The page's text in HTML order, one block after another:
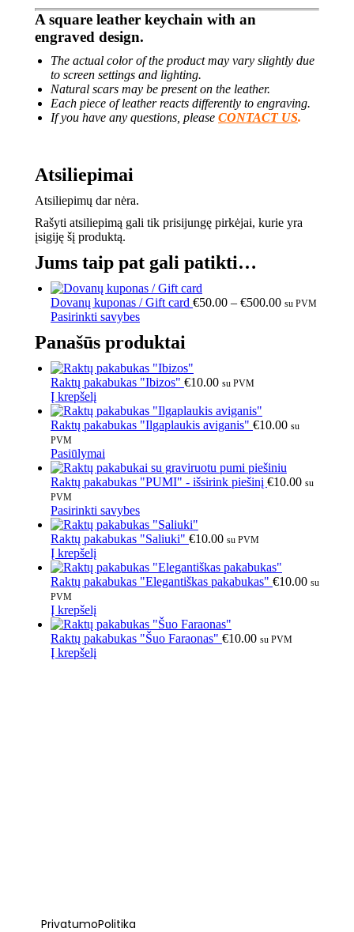
A square leather keychain with an
engraved design.
The actual color of the product may vary slightly due
to screen settings and lighting.
Natural scars may be present on the leather.
Each piece of leather reacts differently to engraving.
If you have any questions, please CONTACT US.
Atsiliepimai
Atsiliepimų dar nėra.
Rašyti atsiliepimą gali tik prisijungę pirkėjai, kurie yra
įsigiję šį produktą.
Jums taip pat gali patikti…
Dovanų kuponas / Gift card €50.00 – €500.00 su PVM
Pasirinkti savybes
Panašūs produktai
Raktų pakabukas "Ibizos" €10.00 su PVM
Į krepšelį
Raktų pakabukas "Ilgaplaukis aviganis" €10.00 su
PVM
Pasiūlymai
Raktų pakabukas "PUMI" - išsirink piešinį €10.00 su
PVM
Pasirinkti savybes
Raktų pakabukas "Saliuki" €10.00 su PVM
Į krepšelį
Raktų pakabukas "Elegantiškas pakabukas" €10.00 su
PVM
Į krepšelį
Raktų pakabukas "Šuo Faraonas" €10.00 su PVM
Į krepšelį
Privatumo Politika